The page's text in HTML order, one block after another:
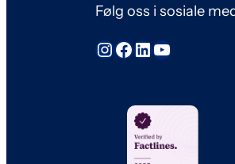
Følg oss i sosiale
InstagramFacebook LinkedIn YouTube